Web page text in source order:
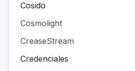
Cosido
Cosmolight
CreaseStream
Credenciales